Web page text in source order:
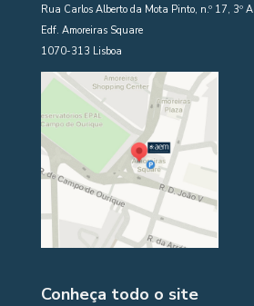
Rua Carlos Alberto da Mota Pinto, n.º 17, 3º A
Edf. Amoreiras Square
1070-313 Lisboa
Conheça todo o site